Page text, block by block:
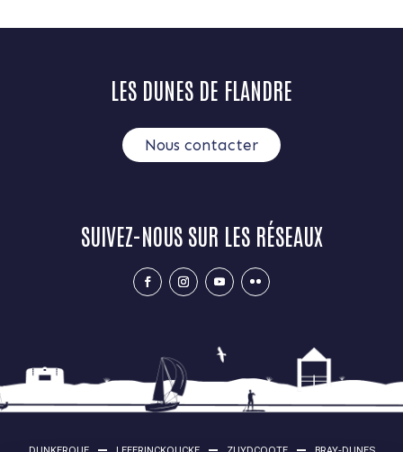
LES DUNES DE FLANDRE
Nous contacter
SUIVEZ-NOUS SUR LES RÉSEAUX